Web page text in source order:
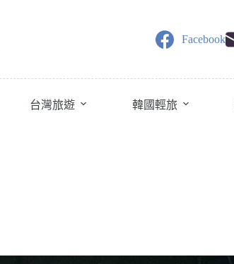
Facebook
台灣旅遊 韓國輕旅